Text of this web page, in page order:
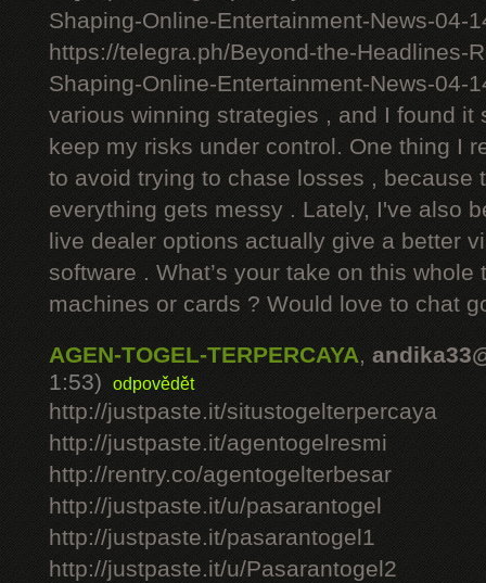
Shaping-Online-Entertainment-News-04-
https://telegra.ph/Beyond-the-Headlines-
Shaping-Online-Entertainment-News-04-
various winning strategies , and I found it
keep my risks under control. One thing I
to avoid trying to chase losses , because
everything gets messy . Lately, I've also
live dealer options actually give a better
software . What’s your take on this whole
machines or cards ? Would love to chat
AGEN-TOGEL-TERPERCAYA,
1:53)
odpovědět
http://justpaste.it/situstogelterpercaya
http://justpaste.it/agentogelresmi
http://rentry.co/agentogelterbesar
http://justpaste.it/u/pasarantogel
http://justpaste.it/pasarantogel1
http://justpaste.it/u/Pasarantogel2